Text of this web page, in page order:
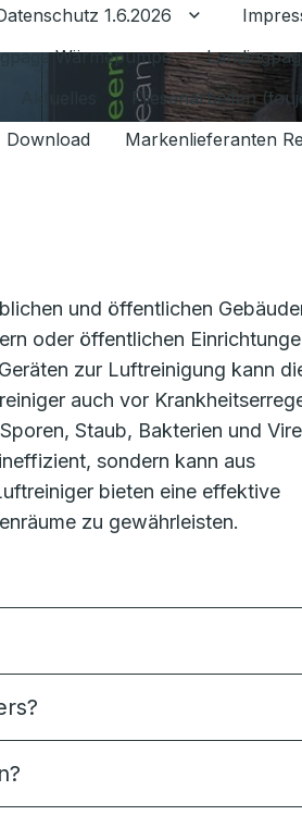
für Ratgeber umschalten
1.6.2026 Untermenü
Wärmepumpe
Fliesenarbeiten
Download Markenlieferanten
und öffentlichen
oder öffentlichen
zur Luftreinigung kann
auch vor
Staub, Bakterien und
sondern kann aus
bieten eine effektive
zu gewährleisten.